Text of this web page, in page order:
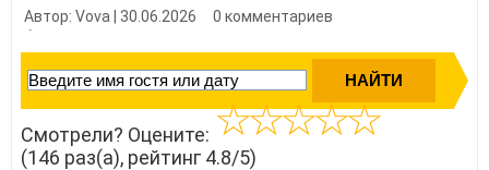
Автор: Vova | 30.06.2026
0 комментариев
Смотрели? Оцените:
(146 раз(а), рейтинг 4.8/5)